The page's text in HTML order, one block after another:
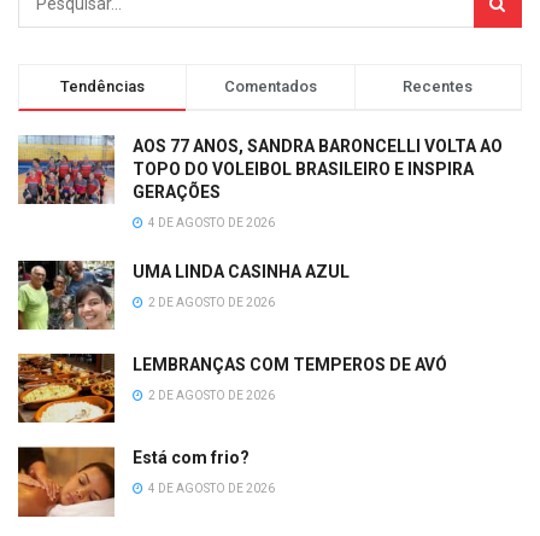
Tendências Comentados Recentes
AOS 77 ANOS, SANDRA BARONCELLI VOLTA AO
TOPO DO VOLEIBOL BRASILEIRO E INSPIRA
GERAÇÕES
4 DE AGOSTO DE 2026
UMA LINDA CASINHA AZUL
2 DE AGOSTO DE 2026
LEMBRANÇAS COM TEMPEROS DE AVÓ
2 DE AGOSTO DE 2026
Está com frio?
4 DE AGOSTO DE 2026